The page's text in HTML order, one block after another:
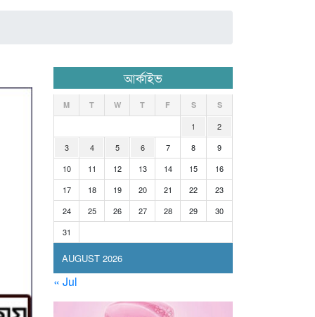
আর্কাইভ
AUGUST 2026
M T W T F S S
1
2
3
4 5 6 7 8
9
10
11 12 13 14 15
16
17
18 19 20 21 22
23
24
25 26 27 28 29
30
31
« Jul